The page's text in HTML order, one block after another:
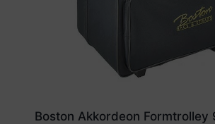
Boston Akkordeon Formtrolley